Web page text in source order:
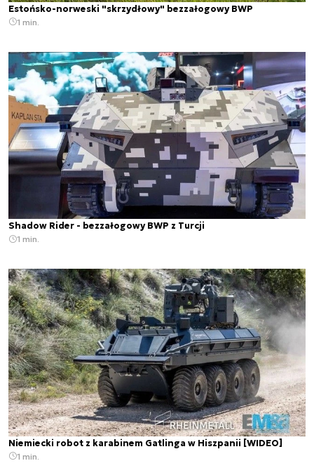
Estońsko-norweski "skrzydłowy" bezzałogowy BWP
1 min.
Shadow Rider - bezzałogowy BWP z Turcji
1 min.
Niemiecki robot z karabinem Gatlinga w Hiszpanii [WIDEO]
1 min.